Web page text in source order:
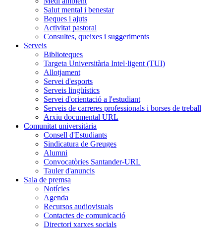
Salut mental i benestar
Beques i ajuts
Activitat pastoral
Consultes, queixes i suggeriments
Serveis
Biblioteques
Targeta Universitària Intel·ligent (TUI)
Allotjament
Servei d'esports
Serveis lingüístics
Servei d'orientació a l'estudiant
Serveis de carreres professionals i borses de treball
Arxiu documental URL
Comunitat universitària
Consell d'Estudiants
Sindicatura de Greuges
Alumni
Convocatòries Santander-URL
Tauler d'anuncis
Sala de premsa
Notícies
Agenda
Recursos audiovisuals
Contactes de comunicació
Directori xarxes socials